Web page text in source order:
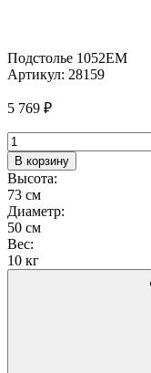
Подстолье 1052EM
Артикул: 28159
5 769 ₽
Количество
товара
Подстолье
1052EM
В корзину
Высота:
73 см
Диаметр:
50 см
Вес:
10 кг